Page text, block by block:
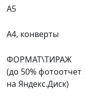
А5
А4, конверты
ФОРМАТ\ТИРАЖ
(до 50% фотоотчет
на Яндекс.Диск)